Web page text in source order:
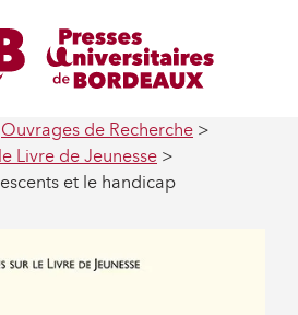
Ouvrages de Recherche
Livre de Jeunesse
et le handicap